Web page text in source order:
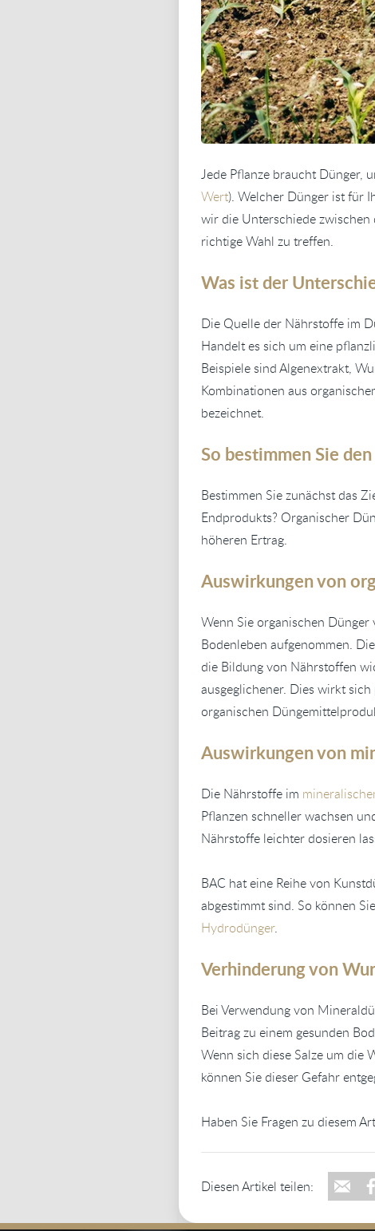
Jede Pflanze braucht Dünger,
Wert). Welcher Dünger ist für
wir die Unterschiede
richtige Wahl zu treffen.
Was ist der
Die Quelle der Nährstoffe im
Handelt es sich um eine
Beispiele sind Algenextrakt,
Kombinationen aus
bezeichnet.
So bestimmen Sie
Bestimmen Sie zunächst das
Endprodukts? Organischer
höheren Ertrag.
Auswirkungen von
Wenn Sie organischen
Bodenleben aufgenommen.
die Bildung von Nährstoffen
ausgeglichener. Dies wirkt
organischen
Auswirkungen von
Die Nährstoffe im
Pflanzen schneller wachsen
Nährstoffe leichter dosieren
BAC hat eine Reihe von
abgestimmt sind. So können
Hydrodünger.
Verhinderung von
Bei Verwendung von
Beitrag zu einem gesunden
Wenn sich diese Salze um die
können Sie dieser Gefahr
Haben Sie Fragen zu diesem
Diesen Artikel teilen: